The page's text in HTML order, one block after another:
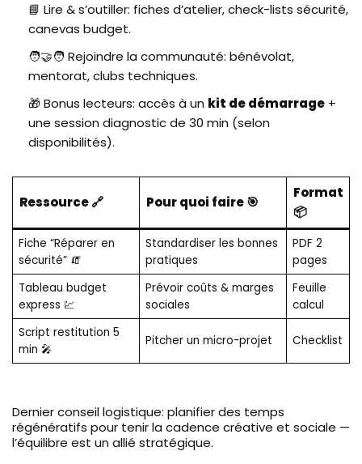
📘 Lire & s’outiller: fiches d’atelier, check-lists sécurité,
canevas budget.
🧑‍🤝‍🧑 Rejoindre la communauté: bénévolat,
mentorat, clubs techniques.
🎁 Bonus lecteurs: accès à un kit de démarrage +
une session diagnostic de 30 min (selon
disponibilités).
Ressource 🔗 Pour quoi faire 🎯
Format
📦
Fiche “Réparer en
sécurité” 🧯
Standardiser les bonnes
pratiques
PDF 2
pages
Tableau budget
express 💹
Prévoir coûts & marges
sociales
Feuille
calcul
Script restitution 5
min 🎤
Pitcher un micro-projet Checklist
Dernier conseil logistique: planifier des temps
régénératifs pour tenir la cadence créative et sociale —
l’équilibre est un allié stratégique.